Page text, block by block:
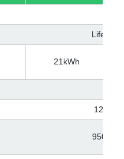
Lifepo4
21kWh
120KW
950VDC